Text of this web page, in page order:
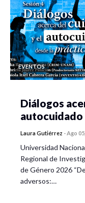
EVENTOS
Diálogos
autocuidado
Laura Gutiérrez -Ago
Universidad
Regional de
de Género 2026
adversos:…